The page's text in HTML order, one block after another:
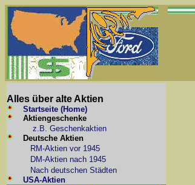
Alles über alte Aktien
Startseite (Home)
Aktiengeschenke
z.B. Geschenkaktien
Deutsche Aktien
RM-Aktien vor 1945
DM-Aktien nach 1945
Nach deutschen Städten
USA-Aktien